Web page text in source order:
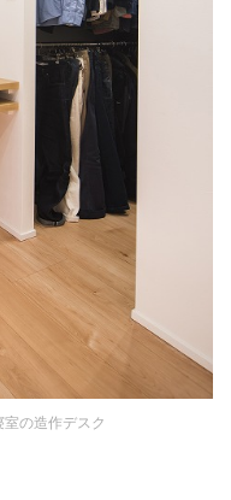
の造作デスク